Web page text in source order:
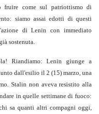
fruire come sul patriottismo di
siamo assai edotti di questi
di Lenin con immediato
sostenuta.
Riandiamo: Lenin giunge a
dall'esilio il 2 (15) marzo, una
Stalin non aveva resistito alla
in quelle settimane di fuoco:
sa quanti altri compagni oggi,